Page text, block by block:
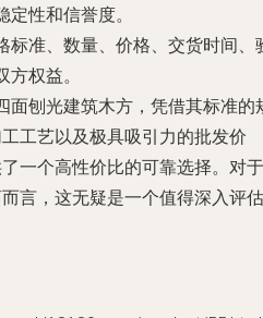
性和信誉度。
标准、数量、价格、交货时间、
权益。
面刨光建筑木方，凭借其标准的
工艺以及极具吸引力的批发价
一个高性价比的可靠选择。对于
言，这无疑是一个值得深入评估